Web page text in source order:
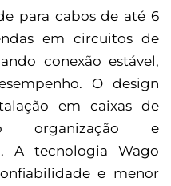
para cabos de até 6
em circuitos de
conexão estável,
O design
em caixas de
organização e
A tecnologia Wago
e menor